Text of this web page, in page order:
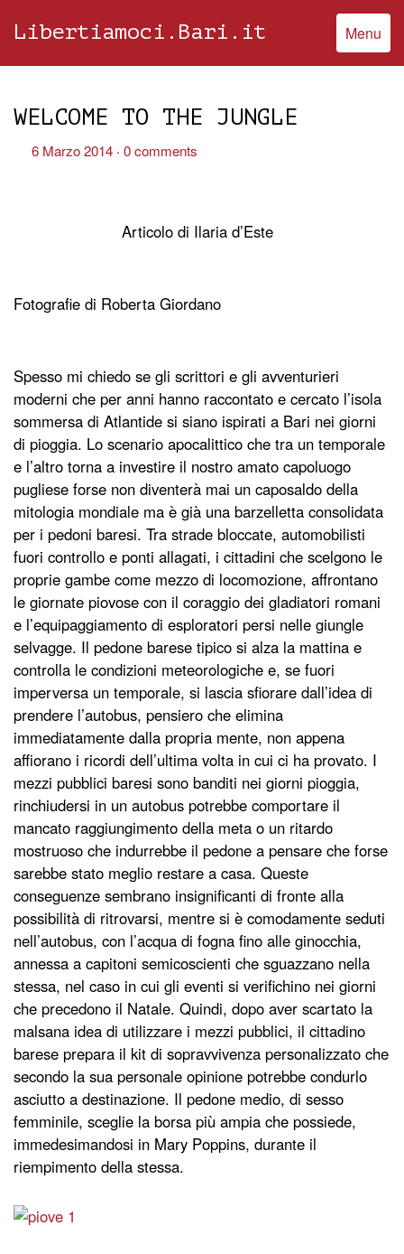
Libertiamoci.Bari.it Menu
WELCOME TO THE JUNGLE
6 Marzo 2014 0 comments
Articolo di Ilaria d’Este
Fotografie di Roberta Giordano
Spesso mi chiedo se gli scrittori e gli avventurieri
moderni che per anni hanno raccontato e cercato l’isola
sommersa di Atlantide si siano ispirati a Bari nei giorni
di pioggia. Lo scenario apocalittico che tra un temporale
e l’altro torna a investire il nostro amato capoluogo
pugliese forse non diventerà mai un caposaldo della
mitologia mondiale ma è già una barzelletta consolidata
per i pedoni baresi. Tra strade bloccate, automobilisti
fuori controllo e ponti allagati, i cittadini che scelgono le
proprie gambe come mezzo di locomozione, affrontano
le giornate piovose con il coraggio dei gladiatori romani
e l’equipaggiamento di esploratori persi nelle giungle
selvagge. Il pedone barese tipico si alza la mattina e
controlla le condizioni meteorologiche e, se fuori
imperversa un temporale, si lascia sfiorare dall’idea di
prendere l’autobus, pensiero che elimina
immediatamente dalla propria mente, non appena
affiorano i ricordi dell’ultima volta in cui ci ha provato. I
mezzi pubblici baresi sono banditi nei giorni pioggia,
rinchiudersi in un autobus potrebbe comportare il
mancato raggiungimento della meta o un ritardo
mostruoso che indurrebbe il pedone a pensare che forse
sarebbe stato meglio restare a casa. Queste
conseguenze sembrano insignificanti di fronte alla
possibilità di ritrovarsi, mentre si è comodamente seduti
nell’autobus, con l’acqua di fogna fino alle ginocchia,
annessa a capitoni semicoscienti che sguazzano nella
stessa, nel caso in cui gli eventi si verifichino nei giorni
che precedono il Natale. Quindi, dopo aver scartato la
malsana idea di utilizzare i mezzi pubblici, il cittadino
barese prepara il kit di sopravvivenza personalizzato che
secondo la sua personale opinione potrebbe condurlo
asciutto a destinazione. Il pedone medio, di sesso
femminile, sceglie la borsa più ampia che possiede,
immedesimandosi in Mary Poppins, durante il
riempimento della stessa.